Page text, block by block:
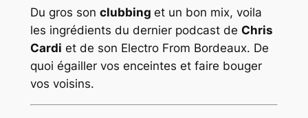
Du gros son clubbing et un bon mix, voila
les ingrédients du dernier podcast de Chris
Cardi et de son Electro From Bordeaux. De
quoi égailler vos enceintes et faire bouger
vos voisins.